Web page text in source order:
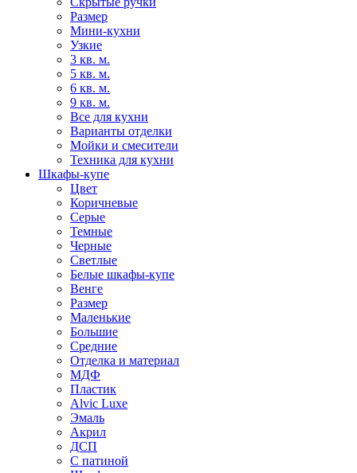
Размер
Мини-кухни
Узкие
3 кв. м.
5 кв. м.
6 кв. м.
9 кв. м.
Все для кухни
Варианты отделки
Мойки и смесители
Техника для кухни
Шкафы-купе
Цвет
Коричневые
Серые
Темные
Черные
Светлые
Белые шкафы-купе
Венге
Размер
Маленькие
Большие
Средние
Отделка и материал
МДФ
Пластик
Alvic Luxe
Эмаль
Акрил
ДСП
С патиной